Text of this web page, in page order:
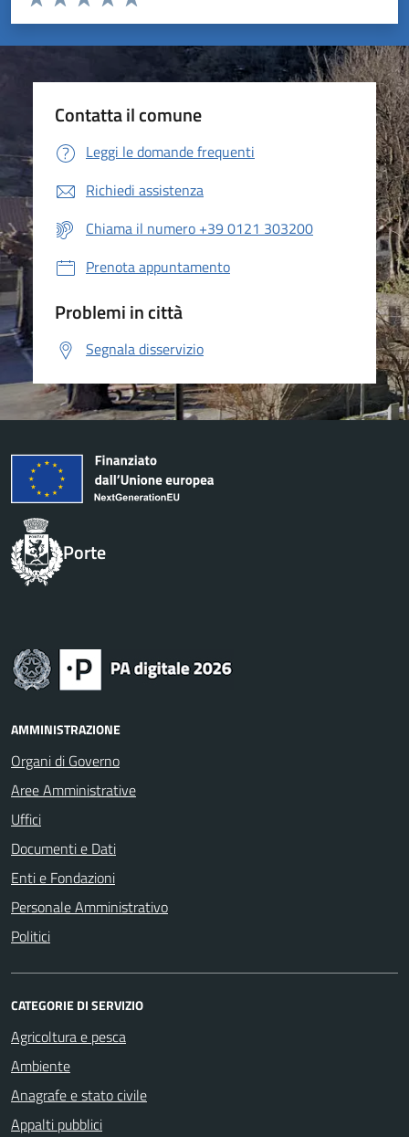
Valuta 5 stelle su 5
Valuta 4 stelle su 5
Valuta 3 stelle su 5
Valuta 2 stelle su 5
Valuta 1 stelle su 5
Contatta il comune
Leggi le domande frequenti
Richiedi assistenza
Chiama il numero +39 0121 303200
Prenota appuntamento
Problemi in città
Segnala disservizio
Porte
AMMINISTRAZIONE
Organi di Governo
Aree Amministrative
Uffici
Documenti e Dati
Enti e Fondazioni
Personale Amministrativo
Politici
CATEGORIE DI SERVIZIO
Agricoltura e pesca
Ambiente
Anagrafe e stato civile
Appalti pubblici